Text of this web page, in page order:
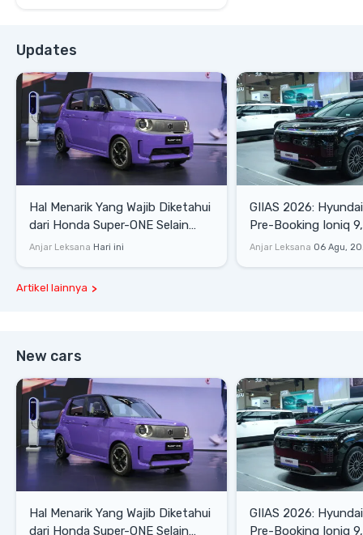
Updates
Hal Menarik Yang Wajib Diketahui
dari Honda Super-ONE Selain
Harga
Anjar Leksana Hari ini
GIIAS 2026:
Pre-Booking Ioniq
Rp1,49 Miliar
Anjar Leksana 06 Agu,
Artikel lainnya
New cars
Hal Menarik Yang Wajib Diketahui
dari Honda Super-ONE Selain
GIIAS 2026:
Pre-Booking Ioniq